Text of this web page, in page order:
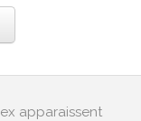
apparaissent